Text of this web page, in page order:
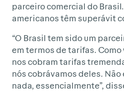
parceiro comercial do
americanos têm superávit
“O Brasil tem sido um
em termos de tarifas. Como
nos cobram tarifas
nós cobrávamos deles.
nada, essencialmente”,